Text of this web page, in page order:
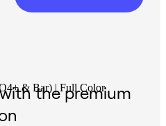
the premium